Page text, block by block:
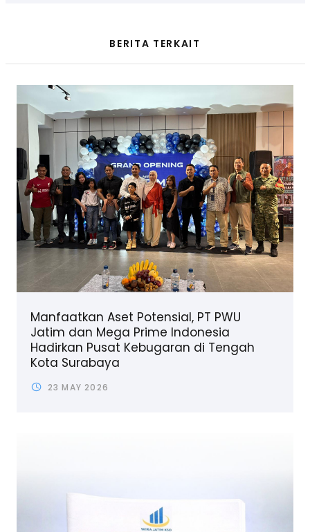
BERITA TERKAIT
Manfaatkan Aset Potensial, PT PWU
Jatim dan Mega Prime Indonesia
Hadirkan Pusat Kebugaran di Tengah
Kota Surabaya
23 MAY 2026